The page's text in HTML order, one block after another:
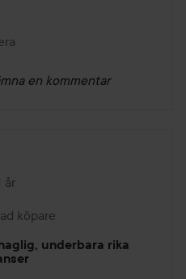
en kommentar
Lyko Creator.
år skapades 1 år
köpare
underbara rika